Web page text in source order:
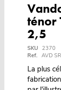
ténor
2,5
SKU
2370
Ref. AVD
La plus